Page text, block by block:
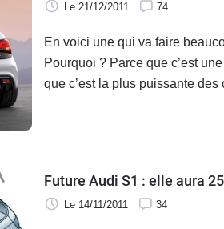
Le 21/12/2011 74
En voici une qui va faire
Pourquoi ? Parce que c’est
que c’est la plus puissante
Future Audi S1 : elle aura
Le 14/11/2011 34